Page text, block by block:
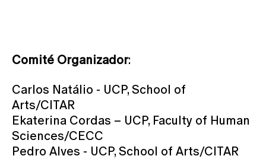
Comité Organizador:
Carlos Natálio - UCP, School of
Arts/CITAR
Ekaterina Cordas – UCP, Faculty of Human
Sciences/CECC
Pedro Alves - UCP, School of Arts/CITAR